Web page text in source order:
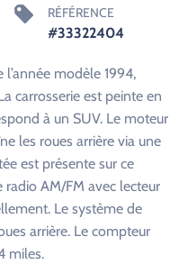
RÉFÉRENCE
#33322404
modèle 1994,
carrosserie est peinte en
à un SUV. Le moteur
les roues arrière via une
est présente sur ce
radio AM/FM avec lecteur
Le système de
arrière. Le compteur
miles.